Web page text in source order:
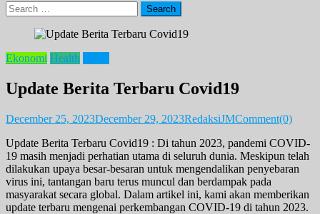
Search
for:
Ekonomi Health
Update Berita Terbaru Covid19
December 25, 2023December 29, 2023RedaksiJMComment(0)
Update Berita Terbaru Covid19 : Di tahun 2023, pandemi COVID-
19 masih menjadi perhatian utama di seluruh dunia. Meskipun telah
dilakukan upaya besar-besaran untuk mengendalikan penyebaran
virus ini, tantangan baru terus muncul dan berdampak pada
masyarakat secara global. Dalam artikel ini, kami akan memberikan
update terbaru mengenai perkembangan COVID-19 di tahun 2023.